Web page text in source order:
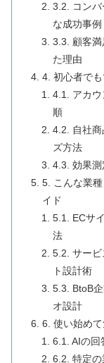
3.2. コン
な成功事例
3.3. 顧客
た理由
4. 初心者で
4.1. アカ
順
4.2. 自社商
ズ方法
4.3. 効果
5. こんな業
イド
5.1. ECサ
法
5.2. サービ
ト設計術
5.3. BtoB
オ設計
6. 使い始め
6.1. AIの回
6.2. 特定